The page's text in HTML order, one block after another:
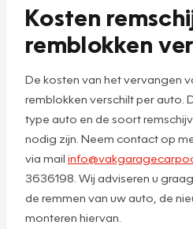
Kosten
remblokken
De kosten van het vervangen
remblokken verschilt per auto.
type auto en de soort
nodig zijn. Neem contact op
via mail
3636198. Wij adviseren u
de remmen van uw auto, de
monteren hiervan.